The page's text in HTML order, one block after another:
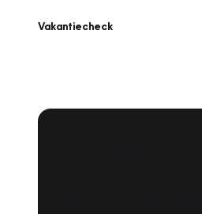
Vakantiecheck